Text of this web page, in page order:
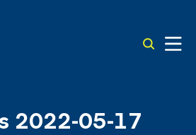
2022-05-17